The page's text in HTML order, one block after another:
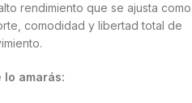
rendimiento que se ajusta como
comodidad y libertad total de
lo amarás: